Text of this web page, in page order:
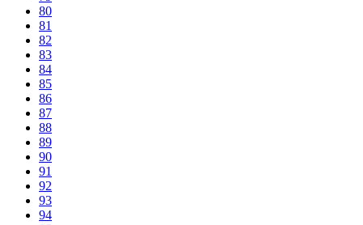
80
81
82
83
84
85
86
87
88
89
90
91
92
93
94